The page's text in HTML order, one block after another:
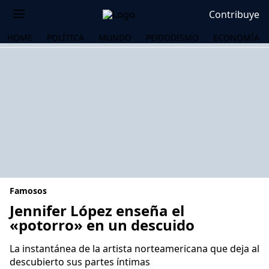
Contribuye
HOME POLÍTICA MUNDO PERIODISMO ECONOMÍA
Famosos
Jennifer López enseña el
«potorro» en un descuido
La instantánea de la artista norteamericana que deja al
descubierto sus partes íntimas